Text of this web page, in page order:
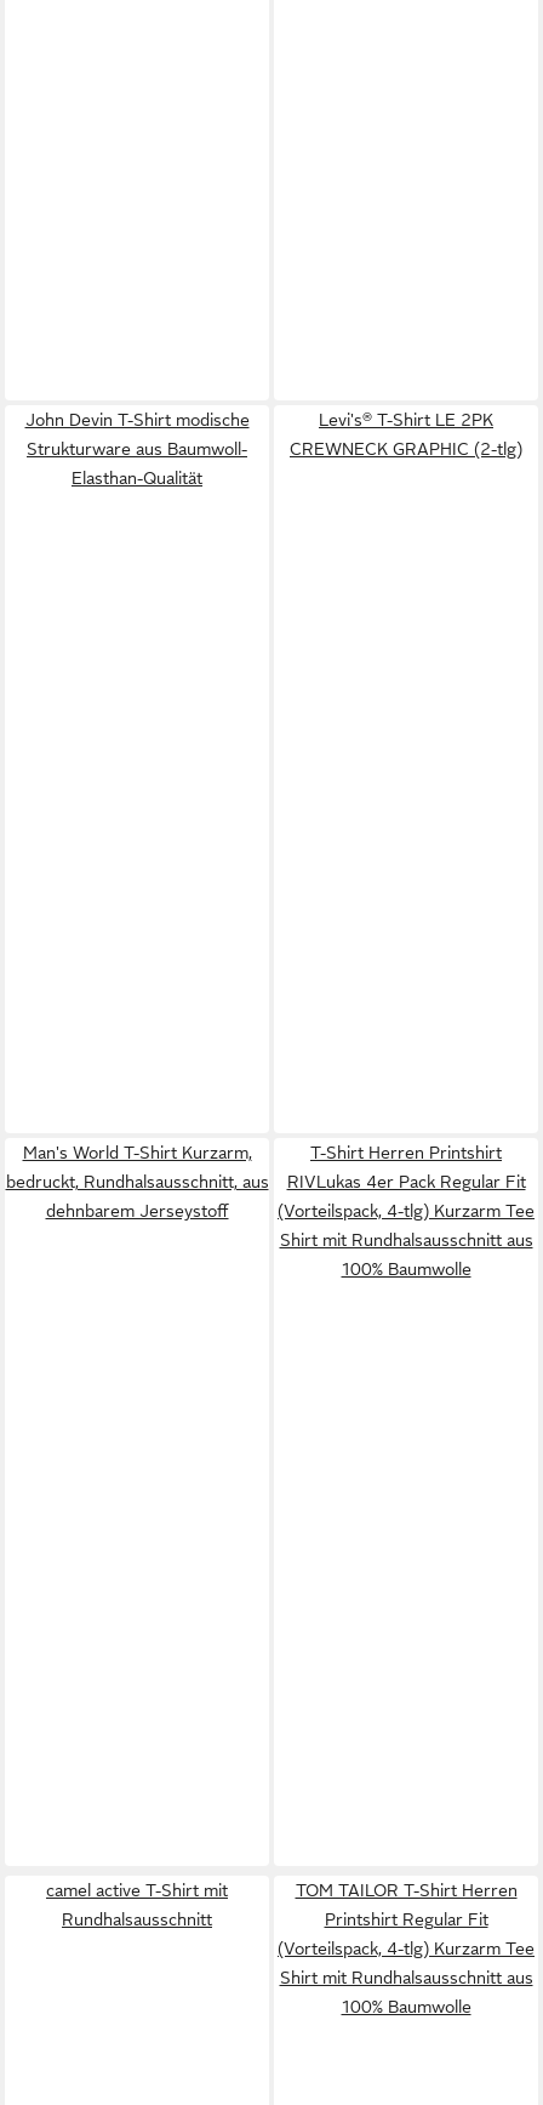
John Devin T-Shirt modische
Strukturware aus Baumwoll-
Elasthan-Qualität
Levi's® T-Shirt LE 2PK
CREWNECK GRAPHIC (2-tlg)
Man's World T-Shirt Kurzarm,
bedruckt, Rundhalsausschnitt, aus
dehnbarem Jerseystoff
T-Shirt Herren Printshirt
RIVLukas 4er Pack Regular Fit
(Vorteilspack, 4-tlg) Kurzarm Tee
Shirt mit Rundhalsausschnitt aus
100% Baumwolle
camel active T-Shirt mit
Rundhalsausschnitt
TOM TAILOR T-Shirt Herren
Printshirt Regular Fit
(Vorteilspack, 4-tlg) Kurzarm Tee
Shirt mit Rundhalsausschnitt aus
100% Baumwolle